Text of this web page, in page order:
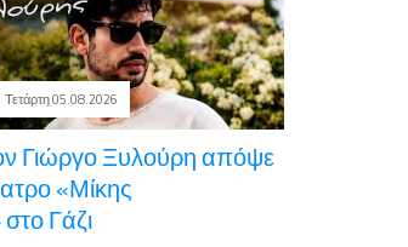
Τετάρτη 05.08.2026
Γιώργο Ξυλούρη απόψε
«Μίκης
Γάζι